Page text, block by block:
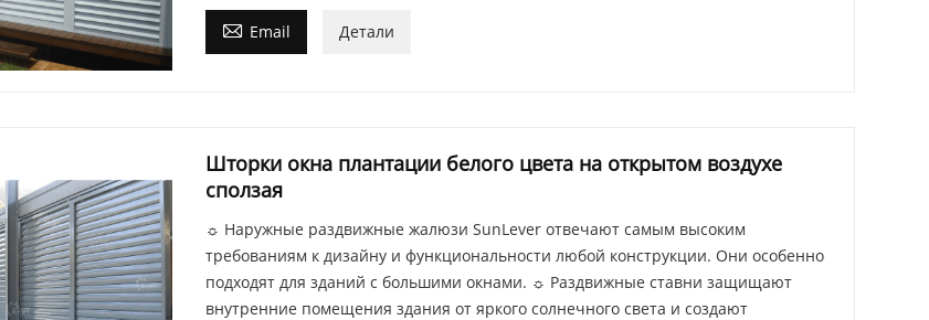
 Email Детали
Шторки окна плантации белого цвета на открытом воздухе
сползая
☼ Наружные раздвижные жалюзи SunLever отвечают самым высоким
требованиям к дизайну и функциональности любой конструкции. Они особенно
подходят для зданий с большими окнами. ☼ Раздвижные ставни защищают
внутренние помещения здания от яркого солнечного света и создают